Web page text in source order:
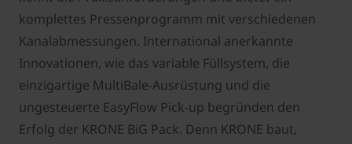
komplettes Pressenprogramm mit verschiedenen
Kanalabmessungen. International anerkannte
Innovationen, wie das variable Füllsystem, die
einzigartige MultiBale-Ausrüstung und die
ungesteuerte EasyFlow Pick-up begründen den
Erfolg der KRONE BiG Pack. Denn KRONE baut,